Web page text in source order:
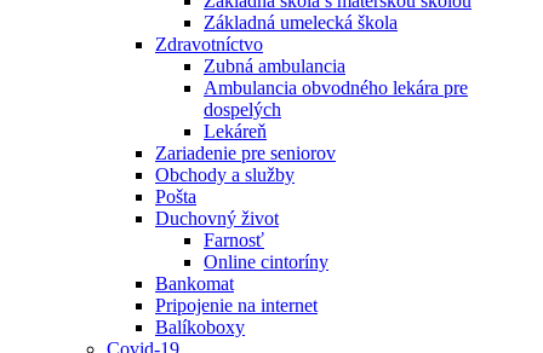
Základná umelecká škola
Zdravotníctvo
Zubná ambulancia
Ambulancia obvodného lekára pre
dospelých
Lekáreň
Zariadenie pre seniorov
Obchody a služby
Pošta
Duchovný život
Farnosť
Online cintoríny
Bankomat
Pripojenie na internet
Balíkoboxy
Covid-19